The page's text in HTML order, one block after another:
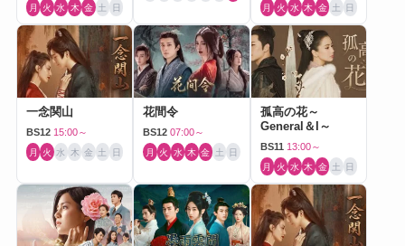
月 火 水 木 金 土 日 月 火 水 木 金 土 日
一念関山
BS12 15:00～
月 火 水 木 金 土 日
花間令
BS12 07:00～
月 火 水 木 金 土 日
孤高の花～
General＆I～
BS11 13:00～
月 火 水 木 金 土 日